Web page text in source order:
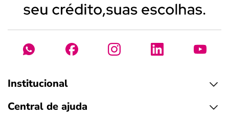
Institucional
Central de ajuda